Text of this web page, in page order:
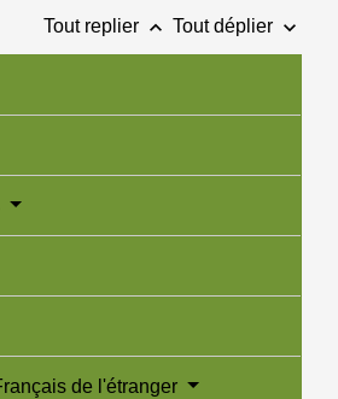
Tout replier keyboard_arrow_up Tout déplier keyboard_arrow_down
de l'étranger